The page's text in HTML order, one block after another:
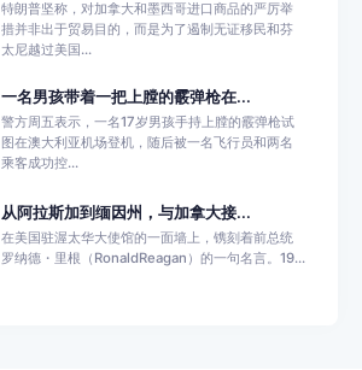
特朗普坚称，对加拿大和墨西哥进口商品的严厉举
措并非出于贸易目的，而是为了遏制无证移民和芬
太尼越过美国...
一名男孩带着一把上膛的霰弹枪在...
警方周五表示，一名17岁男孩手持上膛的霰弹枪试
图在澳大利亚机场登机，随后被一名飞行员和两名
乘客成功控...
从阿拉斯加到缅因州，与加拿大接...
在美国驻渥太华大使馆的一面墙上，镌刻着前总统
罗纳德・里根（RonaldReagan）的一句名言。19...